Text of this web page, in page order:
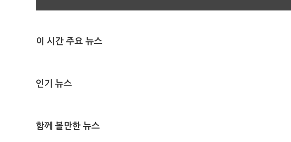
이 시간 주요 뉴스
인기 뉴스
함께 볼만한 뉴스